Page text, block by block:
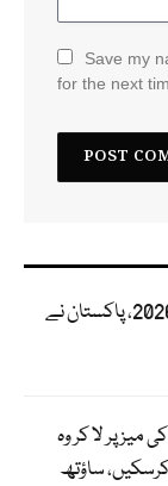
Save my
for the next
انٹرنیشنل نیوکلیئر سائنس اولمپیاڈ 2026، پاکستان نے
میز پر لا کر وہ
کرسکیں، ساؤتھ